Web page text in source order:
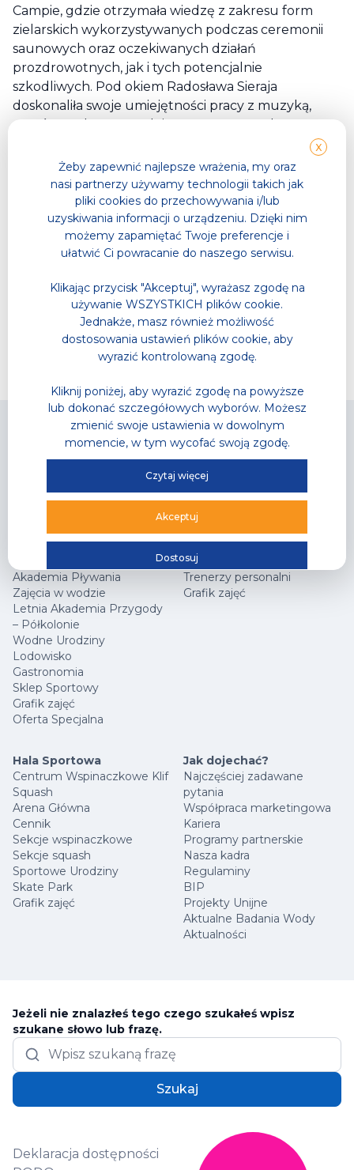
Campie, gdzie otrzymała wiedzę z zakresu form
zielarskich wykorzystywanych podczas ceremonii
saunowych oraz oczekiwanych działań
prozdrowotnych, jak i tych potencjalnie
szkodliwych. Pod okiem Radosława Sieraja
doskonaliła swoje umiejętności pracy z muzyką,
rzutów podstawowych i zaawansowanych oraz
Spotkać ją możecie w Parku Wodnym w
Tarnowskich Górach, Ośrodku Sportowym Jasna 31
w Gliwicach, Hotelu Crystal Mountain w Wiśle,
Sommer Residence w Kuniowie, Gorko SPA w
Orzeszu oraz Moich Małych Bieszczadach w Niepli. A
na co dzień pracuje w dziale IT.
motocyklowe, czytać (preferuje kryminały i thrillery
psychologiczne) i posłuchać dobrej muzyki
(metal, rock, punk).
Park Wodny
Cennik
Akademia Pływania
Zajęcia w wodzie
Letnia Akademia Przygody
– Półkolonie
Wodne Urodziny
Lodowisko
Gastronomia
Sklep Sportowy
Grafik zajęć
Oferta Specjalna
TG GYM PARK
Strefy sportowe
Cennik
Karnety
Trenerzy personalni
Grafik zajęć
Hala Sportowa
Centrum Wspinaczkowe Klif
Squash
Arena Główna
Cennik
Sekcje wspinaczkowe
Sekcje squash
Sportowe Urodziny
Skate Park
Grafik zajęć
Jak dojechać?
Najczęściej zadawane
pytania
Współpraca marketingowa
Kariera
Programy partnerskie
Nasza kadra
Regulaminy
BIP
Projekty Unijne
Aktualne Badania Wody
Aktualności
Jeżeli nie znalazłeś tego czego szukałeś wpisz
szukane słowo lub frazę.
Szukaj
Deklaracja dostępności
X
Żeby zapewnić najlepsze wrażenia, my oraz
nasi partnerzy używamy technologii takich jak
pliki cookies do przechowywania i/lub
uzyskiwania informacji o urządzeniu. Dzięki nim
możemy zapamiętać Twoje preferencje i
ułatwić Ci powracanie do naszego serwisu.
Klikając przycisk "Akceptuj", wyrażasz zgodę na
używanie WSZYSTKICH plików cookie.
Jednakże, masz również możliwość
dostosowania ustawień plików cookie, aby
wyrazić kontrolowaną zgodę.
Kliknij poniżej, aby wyrazić zgodę na powyższe
lub dokonać szczegółowych wyborów. Możesz
zmienić swoje ustawienia w dowolnym
momencie, w tym wycofać swoją zgodę.
Czytaj więcej
Akceptuj
Dostosuj